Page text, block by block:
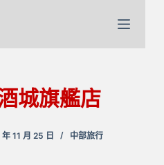
城旗艦店
11 月 25 日 中部旅行